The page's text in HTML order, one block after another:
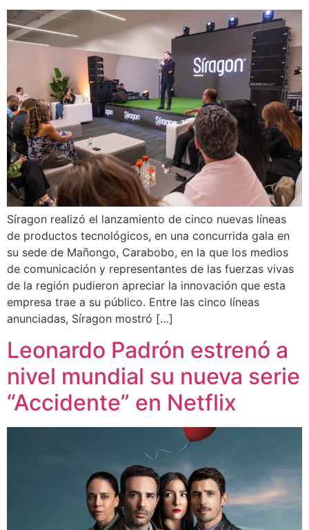
Síragon realizó el lanzamiento de cinco nuevas líneas
de productos tecnológicos, en una concurrida gala en
su sede de Mañongo, Carabobo, en la que los medios
de comunicación y representantes de las fuerzas vivas
de la región pudieron apreciar la innovación que esta
empresa trae a su público. Entre las cinco líneas
anunciadas, Síragon mostró […]
Leonardo Padrón estrenó a
nivel mundial su nueva serie
“Accidente” en Netflix